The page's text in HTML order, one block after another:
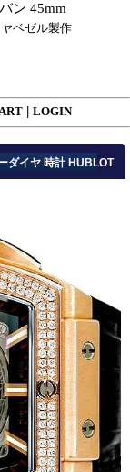
ン 45mm
ベゼル製作
LOGIN
ダイヤ 時計 HUBLOT